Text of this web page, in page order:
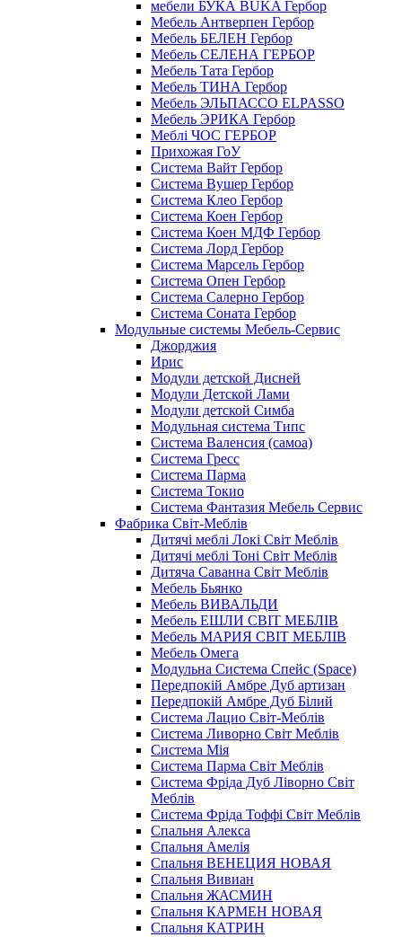
мебели БУКА BUKA Гербор
Мебель Антверпен Гербор
Мебель БЕЛЕН Гербор
Мебель СЕЛЕНА ГЕРБОР
Мебель Тата Гербор
Мебель ТИНА Гербор
Мебель ЭЛЬПАССО ELPASSO
Мебель ЭРИКА Гербор
Меблі ЧОС ГЕРБОР
Прихожая ГоУ
Система Вайт Гербор
Система Вушер Гербор
Система Клео Гербор
Система Коен Гербор
Система Коен МДФ Гербор
Система Лорд Гербор
Система Марсель Гербор
Система Опен Гербор
Система Салерно Гербор
Система Соната Гербор
Модульные системы Мебель-Сервис
Джорджия
Ирис
Модули детской Дисней
Модули Детской Лами
Модули детской Симба
Модульная система Типс
Система Валенсия (самоа)
Система Гресс
Система Парма
Система Токио
Система Фантазия Мебель Сервис
Фабрика Світ-Меблів
Дитячі меблі Локі Світ Меблів
Дитячі меблі Тоні Світ Меблів
Дитяча Саванна Світ Меблів
Мебель Бьянко
Мебель ВИВАЛЬДИ
Мебель ЕШЛИ СВІТ МЕБЛІВ
Мебель МАРИЯ СВІТ МЕБЛІВ
Мебель Омега
Модульна Cистема Спейс (Space)
Передпокій Амбре Дуб артизан
Передпокій Амбре Дуб Білий
Система Лацио Світ-Меблів
Система Ливорно Світ Меблів
Система Мія
Система Парма Свiт Меблiв
Система Фріда Дуб Ліворно Світ
Меблів
Система Фріда Тоффі Світ Меблів
Спальня Алекса
Спальня Амелія
Спальня ВЕНЕЦИЯ НОВАЯ
Спальня Вивиан
Спальня ЖАСМИН
Спальня КАРМЕН НОВАЯ
Спальня КАТРИН